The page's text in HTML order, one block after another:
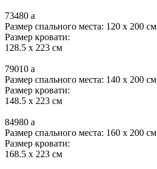
73480 a
Размер спального места: 120 x 200 см
Размер кровати:
128.5 x 223 см
79010 a
Размер спального места: 140 x 200 см
Размер кровати:
148.5 x 223 см
84980 a
Размер спального места: 160 x 200 см
Размер кровати:
168.5 x 223 см